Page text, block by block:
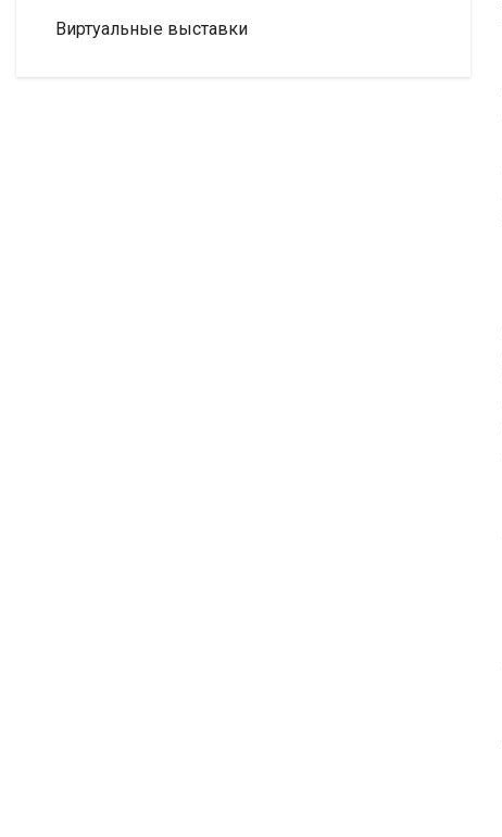
Виртуальные выставки